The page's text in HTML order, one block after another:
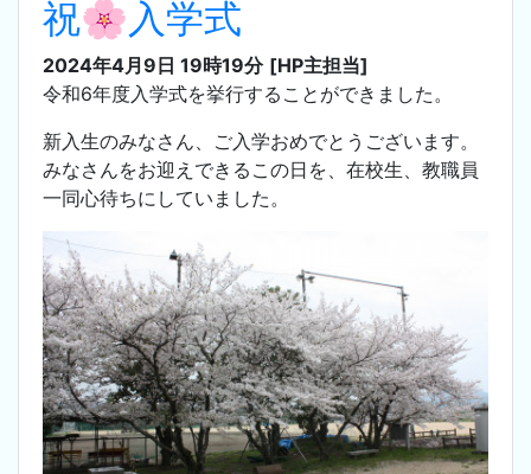
祝🌸入学式
2024年4月9日 19時19分 [HP主担当]
令和6年度入学式を挙行することができました。
新入生のみなさん、ご入学おめでとうございます。
みなさんをお迎えできるこの日を、在校生、教職員
一同心待ちにしていました。